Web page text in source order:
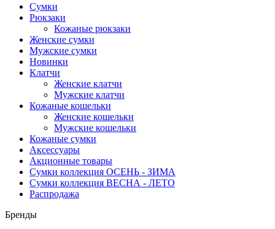
Сумки
Рюкзаки
Кожаные рюкзаки
Женские сумки
Мужские сумки
Новинки
Клатчи
Женские клатчи
Мужские клатчи
Кожаные кошельки
Женские кошельки
Мужские кошельки
Кожаные сумки
Аксессуары
Акционные товары
Сумки коллекция ОСЕНЬ - ЗИМА
Сумки коллекция ВЕСНА - ЛЕТО
Распродажа
Бренды